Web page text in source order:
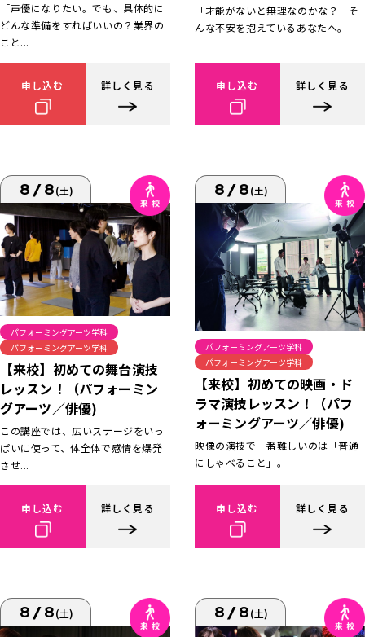
「声優になりたい。でも、具体的に
どんな準備をすればいいの？業界の
こと...
申し込む 詳しく見る
「才能がないと無理なのかな？」そ
んな不安を抱えているあなたへ。
申し込む 詳しく見る
8/8(土)
パフォーミングアーツ学科
パフォーミングアーツ学科
【来校】初めての舞台演技
レッスン！（パフォーミン
グアーツ／俳優)
この講座では、広いステージをいっ
ぱいに使って、体全体で感情を爆発
させ...
申し込む 詳しく見る
8/8(土)
パフォーミングアーツ学科
パフォーミングアーツ学科
【来校】初めての映画・ド
ラマ演技レッスン！（パフ
ォーミングアーツ／俳優)
映像の演技で一番難しいのは「普通
にしゃべること」。
申し込む 詳しく見る
8/8(土) 8/8(土)